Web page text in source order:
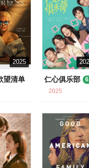
2025
望清单 仁心俱乐部
2025